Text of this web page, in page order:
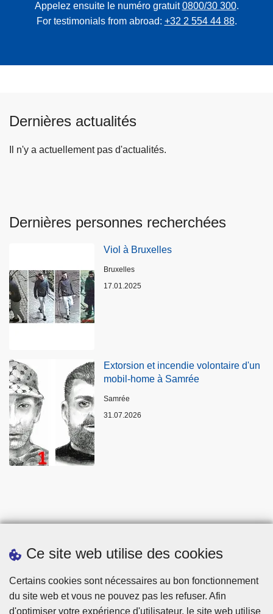
Ce site web utilise des cookies
Certains cookies sont nécessaires au bon fonctionnement
du site web et vous ne pouvez pas les refuser. Afin
d'optimiser votre expérience d'utilisateur, le site web utilise
Appelez ensuite le numéro gratuit0800/30 300.
For testimonials from abroad: +32 2 554 44 88.
Dernières actualités
Il n'y a actuellement pas d'actualités.
Dernières personnes recherchées
Viol à Bruxelles
Lieux
Bruxelles
17.01.2025
Extorsion et incendie volontaire d'un
mobil-home à Samrée
Lieux
Samrée
31.07.2026
Statistiques